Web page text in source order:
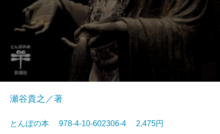
瀬谷貴之／著
とんぼの本 978-4-10-602306-4 2,475円